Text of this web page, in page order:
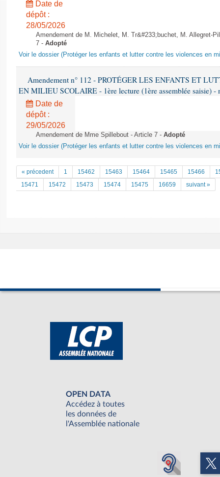
Date de
dépôt :
28/05/2026
Amendement de M. Michelet, M. Tr&#233;buchet, M. Allegret-
7 - Adopté
Voir le dossier (Protéger les enfants et lutter contre les violences en
Amendement n° 112 - PROTÉGER LES ENFANTS ET
EN MILIEU SCOLAIRE - 1ère lecture (1ère assemblée saisie) -
Date de
dépôt :
29/05/2026
Amendement de Mme Spillebout - Article 7 - Adopté
Voir le dossier (Protéger les enfants et lutter contre les violences en
« précedent 1 15462 15463 15464 15465 15466
15471
15472 15473 15474 15475 16659 suivant »
OPEN DATA
Accédez à toutes
les données de
l'Assemblée nationale